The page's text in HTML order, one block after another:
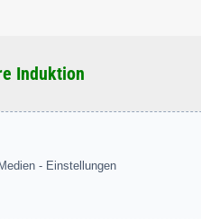
Induktion
- Einstellungen